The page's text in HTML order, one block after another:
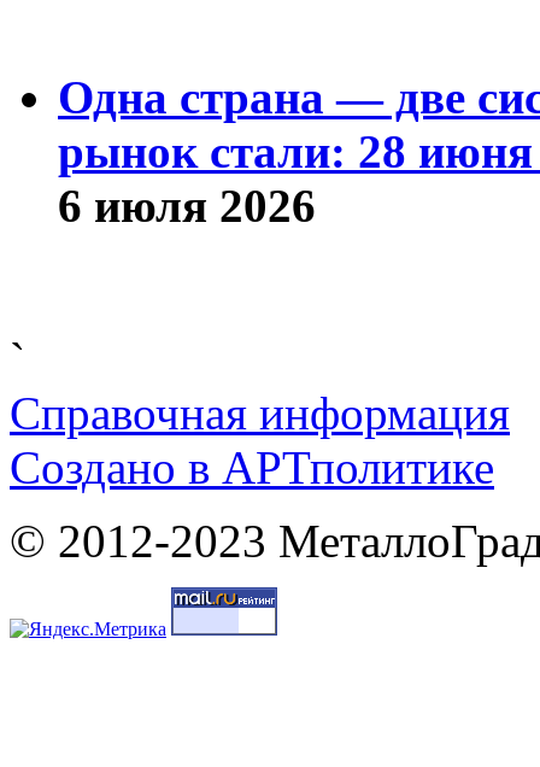
Одна страна — две
рынок стали: 28
6 июля 2026
`
Справочная информация
Cоздано в АРТполитике
© 2012-2023